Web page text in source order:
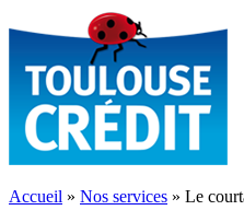
Accueil » Nos services » Le